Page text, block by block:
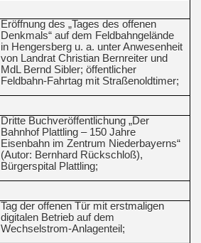
Eröffnung des „Tages des offenen
Denkmals“ auf dem Feldbahngelände
in Hengersberg u. a. unter Anwesenheit
von Landrat Christian Bernreiter und
MdL Bernd Sibler; öffentlicher
Feldbahn-Fahrtag mit Straßenoldtimer;
Dritte Buchveröffentlichung „Der
Bahnhof Plattling – 150 Jahre
Eisenbahn im Zentrum Niederbayerns“
(Autor: Bernhard Rückschloß),
Bürgerspital Plattling;
Tag der offenen Tür mit erstmaligen
digitalen Betrieb auf dem
Wechselstrom-Anlagenteil;